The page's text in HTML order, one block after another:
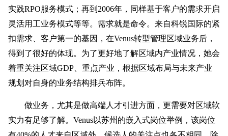
实践RPO服务模式；再到2006年，同样基于客户的需求开启
灵活用工业务模式等等。需求就是命令。来自科锐国际的紧
扣需求、客户第一的基因，在Venus转型管理区域业务后，
得到了很好的体现。为了更好地了解区域内产业情况，她会
着重关注区域GDP、重点产业，根据区域布局与未来产业
规划对自身的业务结构排兵布阵。
做业务，尤其是做高端人才引进方面，更需要对区域软
实力有足够了解。Venus以苏州的嵌入式岗位举例，该岗位